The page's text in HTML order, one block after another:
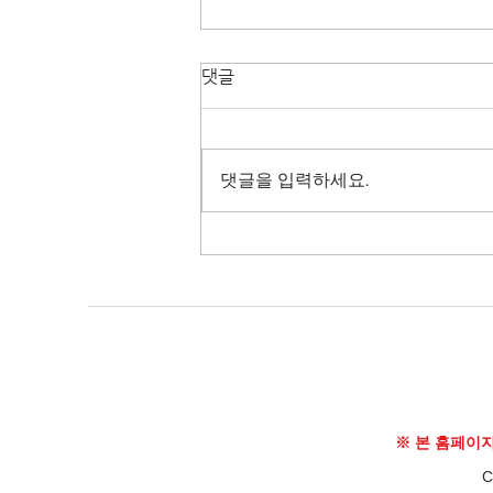
댓글
댓글을 입력하세요.
※ 본 홈페이